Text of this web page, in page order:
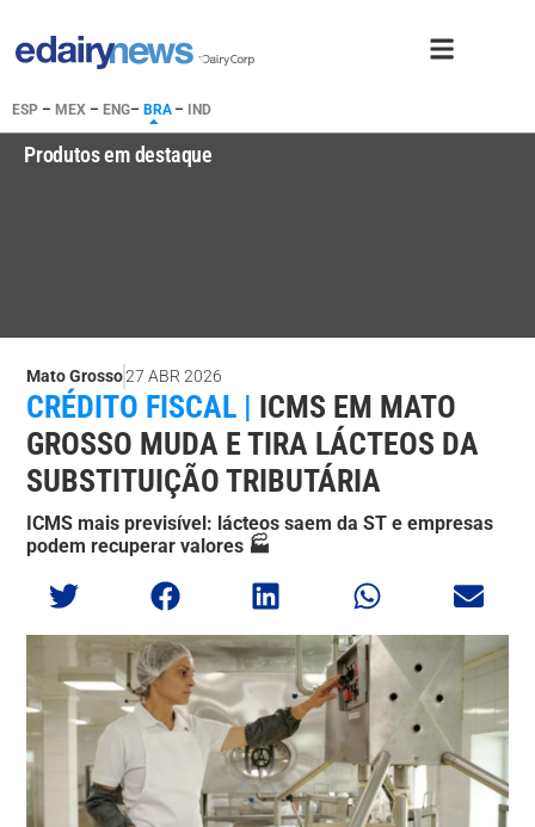
ESP – MEX – ENG– BRA– IND
Produtos em destaque
Mato Grosso27 ABR 2026
CRÉDITO FISCAL | ICMS EM MATO
GROSSO MUDA E TIRA LÁCTEOS DA
SUBSTITUIÇÃO TRIBUTÁRIA
ICMS mais previsível: lácteos saem da ST e empresas
podem recuperar valores 🏭